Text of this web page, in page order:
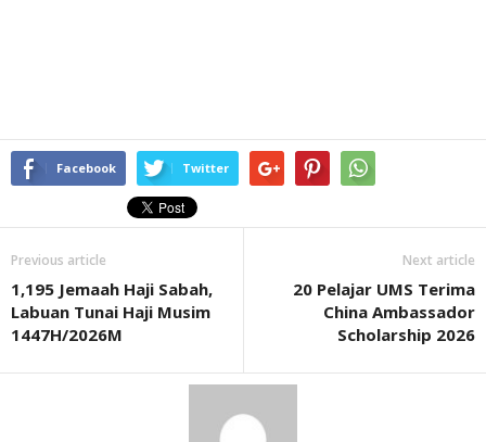
Facebook Twitter
Previous article
1,195 Jemaah Haji Sabah,
Labuan Tunai Haji Musim
1447H/2026M
Next article
20 Pelajar UMS Terima
China Ambassador
Scholarship 2026